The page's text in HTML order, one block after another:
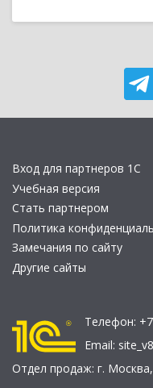
Вход для партнеров 1С
Учебная версия
Стать партнером
Политика
Замечания по сайту
Другие сайты
Телефон:
Email:
Отдел продаж: г. Москва,